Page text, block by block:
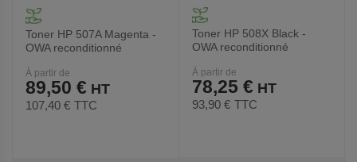
Toner HP 507A Magenta -
OWA reconditionné
À partir de
89,50 €
107,40 € TTC
Toner HP 508X Black -
OWA reconditionné
À partir de
78,25 €
93,90 € TTC